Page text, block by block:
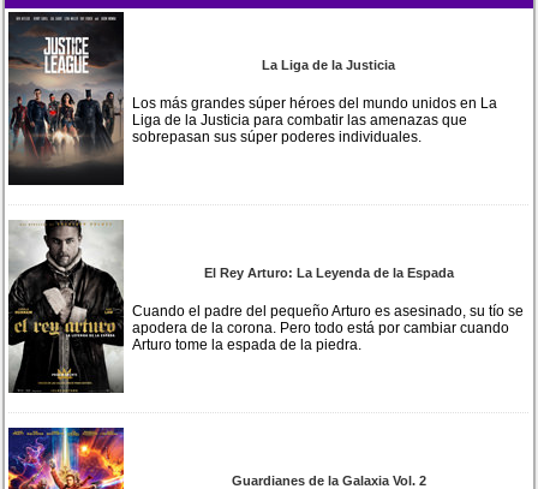
La Liga de la Justicia
Los más grandes súper héroes del mundo unidos en La
Liga de la Justicia para combatir las amenazas que
sobrepasan sus súper poderes individuales.
El Rey Arturo: La Leyenda de la Espada
Cuando el padre del pequeño Arturo es asesinado, su tío se
apodera de la corona. Pero todo está por cambiar cuando
Arturo tome la espada de la piedra.
Guardianes de la Galaxia Vol. 2